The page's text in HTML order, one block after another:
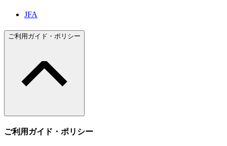
JFA
ご利用ガイド・ポリシー
ご利用ガイド・ポリシー